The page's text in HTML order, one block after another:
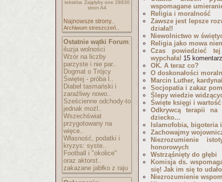
tekstów. Zajęłyby one 28930
stron A4
Najnowsze strony..
Archiwum streszczeń..
Ostatnie wątki Forum:
iluzja wolności
Wzór na liczby
parzyste i nie par..
Dogmat o Trójcy
Świętej - próba l..
Diabeł tasmański i
zaraźliwy nowo..
Sześcienne odchody-to
jednak możl..
Wszechświat
przygotowany na
więce..
Własność, podatki i
kryzys: syste..
Football i "okolice"
oraz aktorst..
zakazane jabłko z raju
wspomagane
Religia i moralność
Zawsze jest lepsze
działa!!
Niewolnictwo w
Religia jako mowa
Czas powiedzieć
wypchała! 15
OK. A teraz co?
O doskonałości
Marcin Luther,
Socjopatia i zakaz
Ślepy wiedzie
Święte księgi i
Odkrywcą terapii na
dziecko...
Islamofobia, bigoteria
Zachowajmy
Niezrozumienie
honorowych
Wstrząśnięty do głębi
Komisja ds.
się! Jak im się to
Niezrozumienie